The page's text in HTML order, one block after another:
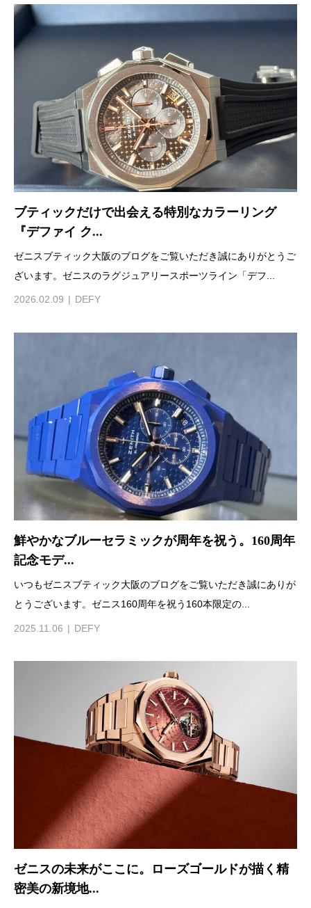
ブティックだけで出会える特別なカラーリング
『デファイ ク...
ゼニスブティック大阪のブログをご覧いただき誠にありがとうご
ざいます。ゼニスのラグジュアリースポーツライン「デフ...
2026.02.09 DEFY
鮮やかなブルーセラミックが周年を祝う。160周年
記念モデ...
いつもゼニスブティック大阪のブログをご覧いただき誠にありが
とうございます。ゼニス160周年を祝う160本限定の...
2025.11.06 DEFY
ゼニスの未来がここに。ローズゴールドが描く精
密美の新境地...